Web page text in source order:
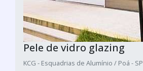
Pele de vidro glazing
KCG - Esquadrias de Alumínio / Poá - SP